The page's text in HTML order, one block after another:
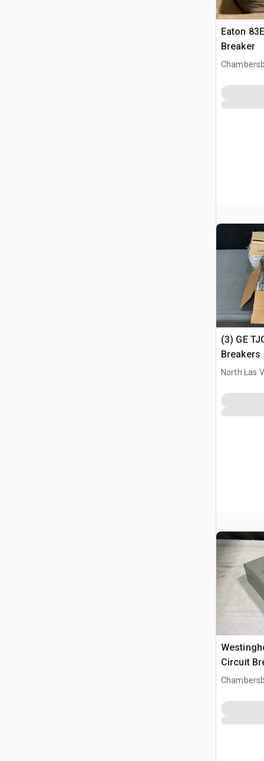
Eaton
Breaker
(3) GE
Breakers
North Las
Circuit